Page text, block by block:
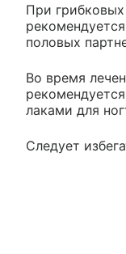
При
половых
Во время
лаками для
Следует